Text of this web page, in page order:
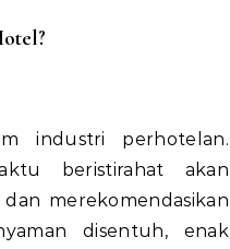
industri perhotelan.
beristirahat akan
merekomendasikan
disentuh, enak